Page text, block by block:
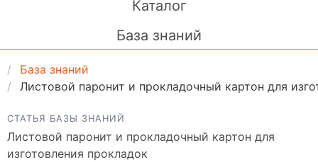
Каталог
База знаний
База знаний
Листовой паронит и прокладочный картон для
СТАТЬЯ БАЗЫ ЗНАНИЙ
Листовой паронит и прокладочный картон для
изготовления прокладок